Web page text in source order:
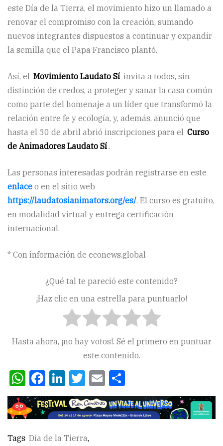
este Día de la Tierra, el movimiento hizo un llamado a
renovar el compromiso con la creación, sumando
nuevos integrantes dispuestos a continuar y expandir
la semilla que el Papa Francisco plantó.
Así, el Movimiento Laudato Sí invita a todos, sin
distinción de credos, a proteger y sanar la casa común
como parte del homenaje a un líder que transformó la
relación entre fe y ecología, y, además, anunció que
hasta el 30 de abril abrió inscripciones para el Curso
de Animadores Laudato Sí.
Las personas interesadas podrán registrarse en este
enlace o en el sitio web
https://laudatosianimators.org/es/. El curso es gratuito,
en modalidad virtual y entrega certificación
internacional.
* Con información de econews.global
¿Qué tal te pareció este contenido?
¡Haz clic en una estrella para puntuarlo!
Hasta ahora, ¡no hay votos!. Sé el primero en puntuar
este contenido.
WhatsApp
Facebook
LinkedIn
Twitter
Email
Tags Día de la Tierra,